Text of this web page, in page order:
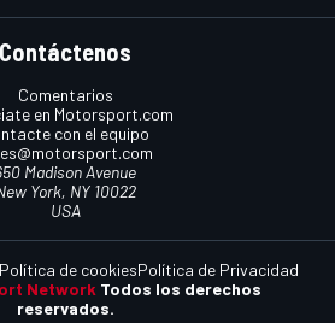
Contáctenos
Comentarios
en Motorsport.com
con el equipo
Madison Avenue
York, NY 10022
USA
Network Todos los derechos
reservados.
Política de cookiesPolítica de Privacidad